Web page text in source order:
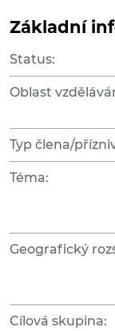
Základní
Status:
Oblast
Typ člena/
Téma:
Geografický
Cílová skupina: